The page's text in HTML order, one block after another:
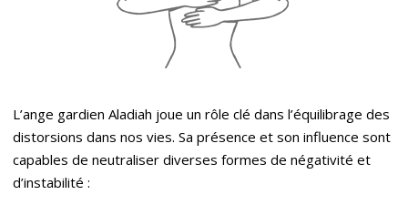
L’ange gardien Aladiah joue un rôle clé dans l’équilibrage des
distorsions dans nos vies. Sa présence et son influence sont
capables de neutraliser diverses formes de négativité et
d’instabilité :